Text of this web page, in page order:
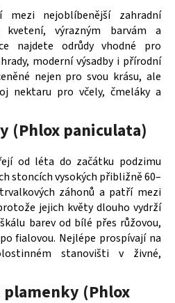
mezi nejoblíbenější zahradní
výrazným barvám a
najdete odrůdy vhodné pro
moderní výsadby i přírodní
nejen pro svou krásu, ale
nektaru pro včely, čmeláky a
(Phlox paniculata)
od léta do začátku podzimu
stoncích vysokých přibližně 60–
záhonů a patří mezi
jejich květy dlouho vydrží
barev od bílé přes růžovou,
fialovou. Nejlépe prospívají na
stanovišti v živné,
(Phlox